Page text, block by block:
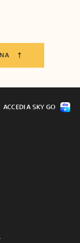
ACCEDI A SKY GO